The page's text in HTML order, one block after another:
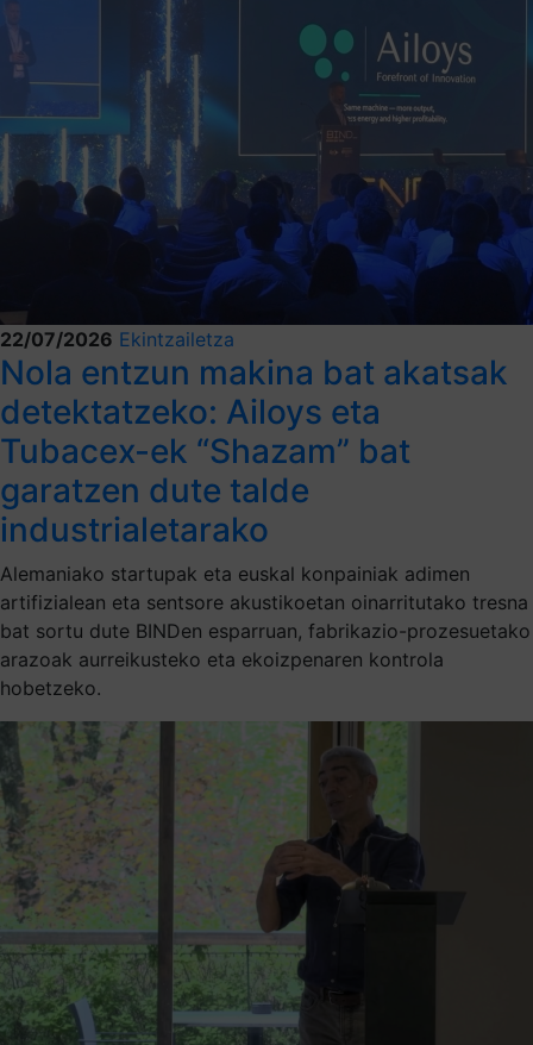
22/07/2026 Ekintzailetza
Nola entzun makina bat akatsak
detektatzeko: Ailoys eta
Tubacex-ek “Shazam” bat
garatzen dute talde
industrialetarako
Alemaniako startupak eta euskal konpainiak adimen
artifizialean eta sentsore akustikoetan oinarritutako tresna
bat sortu dute BINDen esparruan, fabrikazio-prozesuetako
arazoak aurreikusteko eta ekoizpenaren kontrola
hobetzeko.